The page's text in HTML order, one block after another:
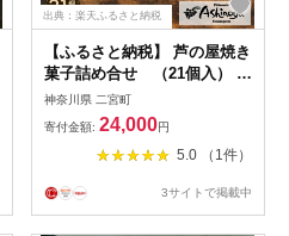
出典：楽天ふるさと納税
【ふるさと納税】 芦の屋焼き
菓子詰め合せ （21個入） ／
米粉 マドレーヌ リーフパイ
焼菓子 神奈川県 特産品 焼き
菓子 詰め合わせ ギフト 手土
産 おやつ 家族 お茶請け プレ
食べ比べ お取り寄せ No.014
神奈川県 二宮町
寄付金額: 24,000円
5.0 （1件）
3サイトで掲載中